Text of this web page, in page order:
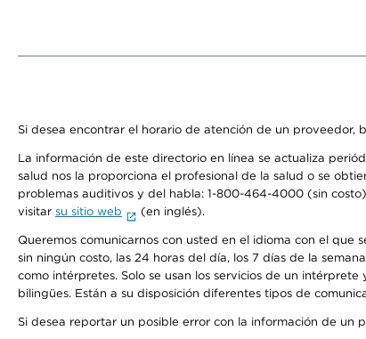
Si desea encontrar el horario de atención de un proveedor,
La información de este directorio en línea se actualiza
salud nos la proporciona el profesional de la salud o se
problemas auditivos y del habla: 1-800-464-4000 (sin
visitar su sitio web (en inglés).
Queremos comunicarnos con usted en el idioma con el que
sin ningún costo, las 24 horas del día, los 7 días de la
como intérpretes. Solo se usan los servicios de un
bilingües. Están a su disposición diferentes tipos de
Si desea reportar un posible error con la información de un